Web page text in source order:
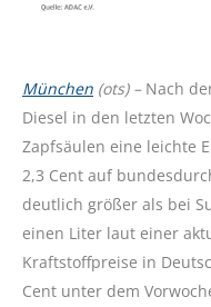
München (ots) – Nach
Diesel in den letzten
Zapfsäulen eine leichte
2,3 Cent auf
deutlich größer als bei
einen Liter laut einer
Kraftstoffpreise in
Cent unter dem